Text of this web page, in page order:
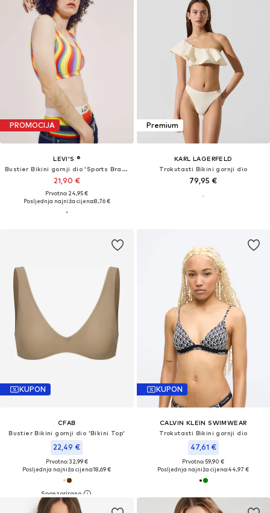
PROMOCIJA
LEVI'S ®
Bustier Bikini gornji dio 'Sports Bra Hook Up'
21,90 €
Prvotno: 24,95 €
Posljednja najniža cijena:8,76 €
Premium
KARL LAGERFELD
Trokutasti Bikini gornji dio
79,95 €
KUPON
CFAB
Bustier Bikini gornji dio 'Bikini Top'
22,49 €
Prvotno: 32,99 €
Posljednja najniža cijena:18,69 €
KUPON
CALVIN KLEIN SWIMWEAR
Trokutasti Bikini gornji dio
47,61 €
Prvotno: 59,90 €
Posljednja najniža cijena:44,97 €